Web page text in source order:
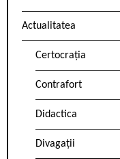
Actualitatea
Certocrația
Contrafort
Didactica
Divagații